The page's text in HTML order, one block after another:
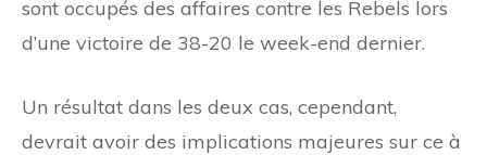
sont occupés des affaires contre les Rebels lors
d’une victoire de 38-20 le week-end dernier.
Un résultat dans les deux cas, cependant,
devrait avoir des implications majeures sur ce à